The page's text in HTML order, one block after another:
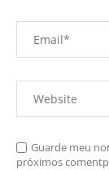
Guarde meu
próximos